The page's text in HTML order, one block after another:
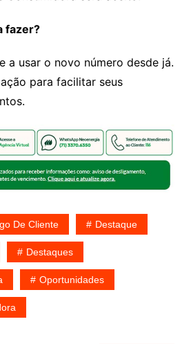
fazer?
a usar o novo número desde já.
para facilitar seus
De Cliente Destaque
Destaques
Oportunidades